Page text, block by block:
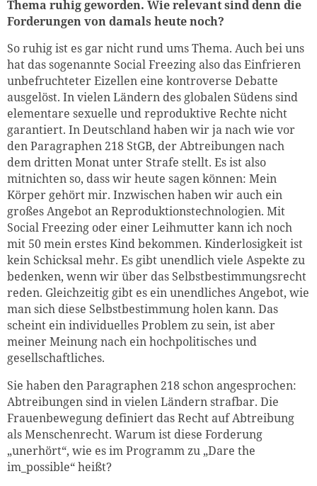
Thema ruhig geworden. Wie relevant sind denn die
Forderungen von damals heute noch?
So ruhig ist es gar nicht rund ums Thema. Auch bei uns
hat das sogenannte Social Freezing also das Einfrieren
unbefruchteter Eizellen eine kontroverse Debatte
ausgelöst. In vielen Ländern des globalen Südens sind
elementare sexuelle und reproduktive Rechte nicht
garantiert. In Deutschland haben wir ja nach wie vor
den Paragraphen 218 StGB, der Abtreibungen nach
dem dritten Monat unter Strafe stellt. Es ist also
mitnichten so, dass wir heute sagen können: Mein
Körper gehört mir. Inzwischen haben wir auch ein
großes Angebot an Reproduktionstechnologien. Mit
Social Freezing oder einer Leihmutter kann ich noch
mit 50 mein erstes Kind bekommen. Kinderlosigkeit ist
kein Schicksal mehr. Es gibt unendlich viele Aspekte zu
bedenken, wenn wir über das Selbstbestimmungsrecht
reden. Gleichzeitig gibt es ein unendliches Angebot, wie
man sich diese Selbstbestimmung holen kann. Das
scheint ein individuelles Problem zu sein, ist aber
meiner Meinung nach ein hochpolitisches und
gesellschaftliches.
Sie haben den Paragraphen 218 schon angesprochen:
Abtreibungen sind in vielen Ländern strafbar. Die
Frauenbewegung definiert das Recht auf Abtreibung
als Menschenrecht. Warum ist diese Forderung
„unerhört“, wie es im Programm zu „Dare the
im_possible“ heißt?